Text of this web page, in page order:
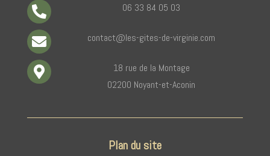
 06 33 84 05 03
 contact@les-gites-de-virginie.com

18 rue de la Montage
02200 Noyant-et-Aconin
Plan du site